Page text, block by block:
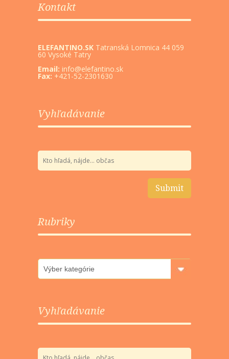
Kontakt
ELEFANTINO.SK Tatranská Lomnica 44 059
60 Vysoké Tatry
Email: info@elefantino.sk
Fax: +421-52-2301630
Vyhľadávanie
Rubriky
Rubriky
Vyhľadávanie